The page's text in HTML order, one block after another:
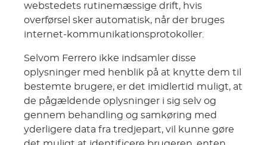
webstedets rutinemæssige drift, hvis
overførsel sker automatisk, når der bruges
internet-kommunikationsprotokoller.
Selvom Ferrero ikke indsamler disse
oplysninger med henblik på at knytte dem til
bestemte brugere, er det imidlertid muligt, at
de pågældende oplysninger i sig selv og
gennem behandling og samkøring med
yderligere data fra tredjepart, vil kunne gøre